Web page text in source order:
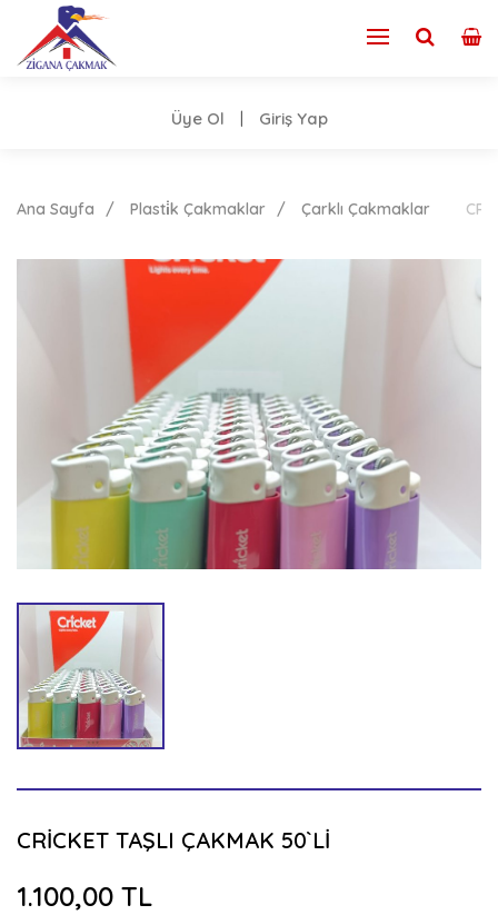
Üye Ol Giriş Yap
Ana Sayfa Plasti̇k Çakmaklar Çarklı Çakmaklar
CRİCKET TAŞLI ÇAKMAK 50`Lİ
1.100,00 TL